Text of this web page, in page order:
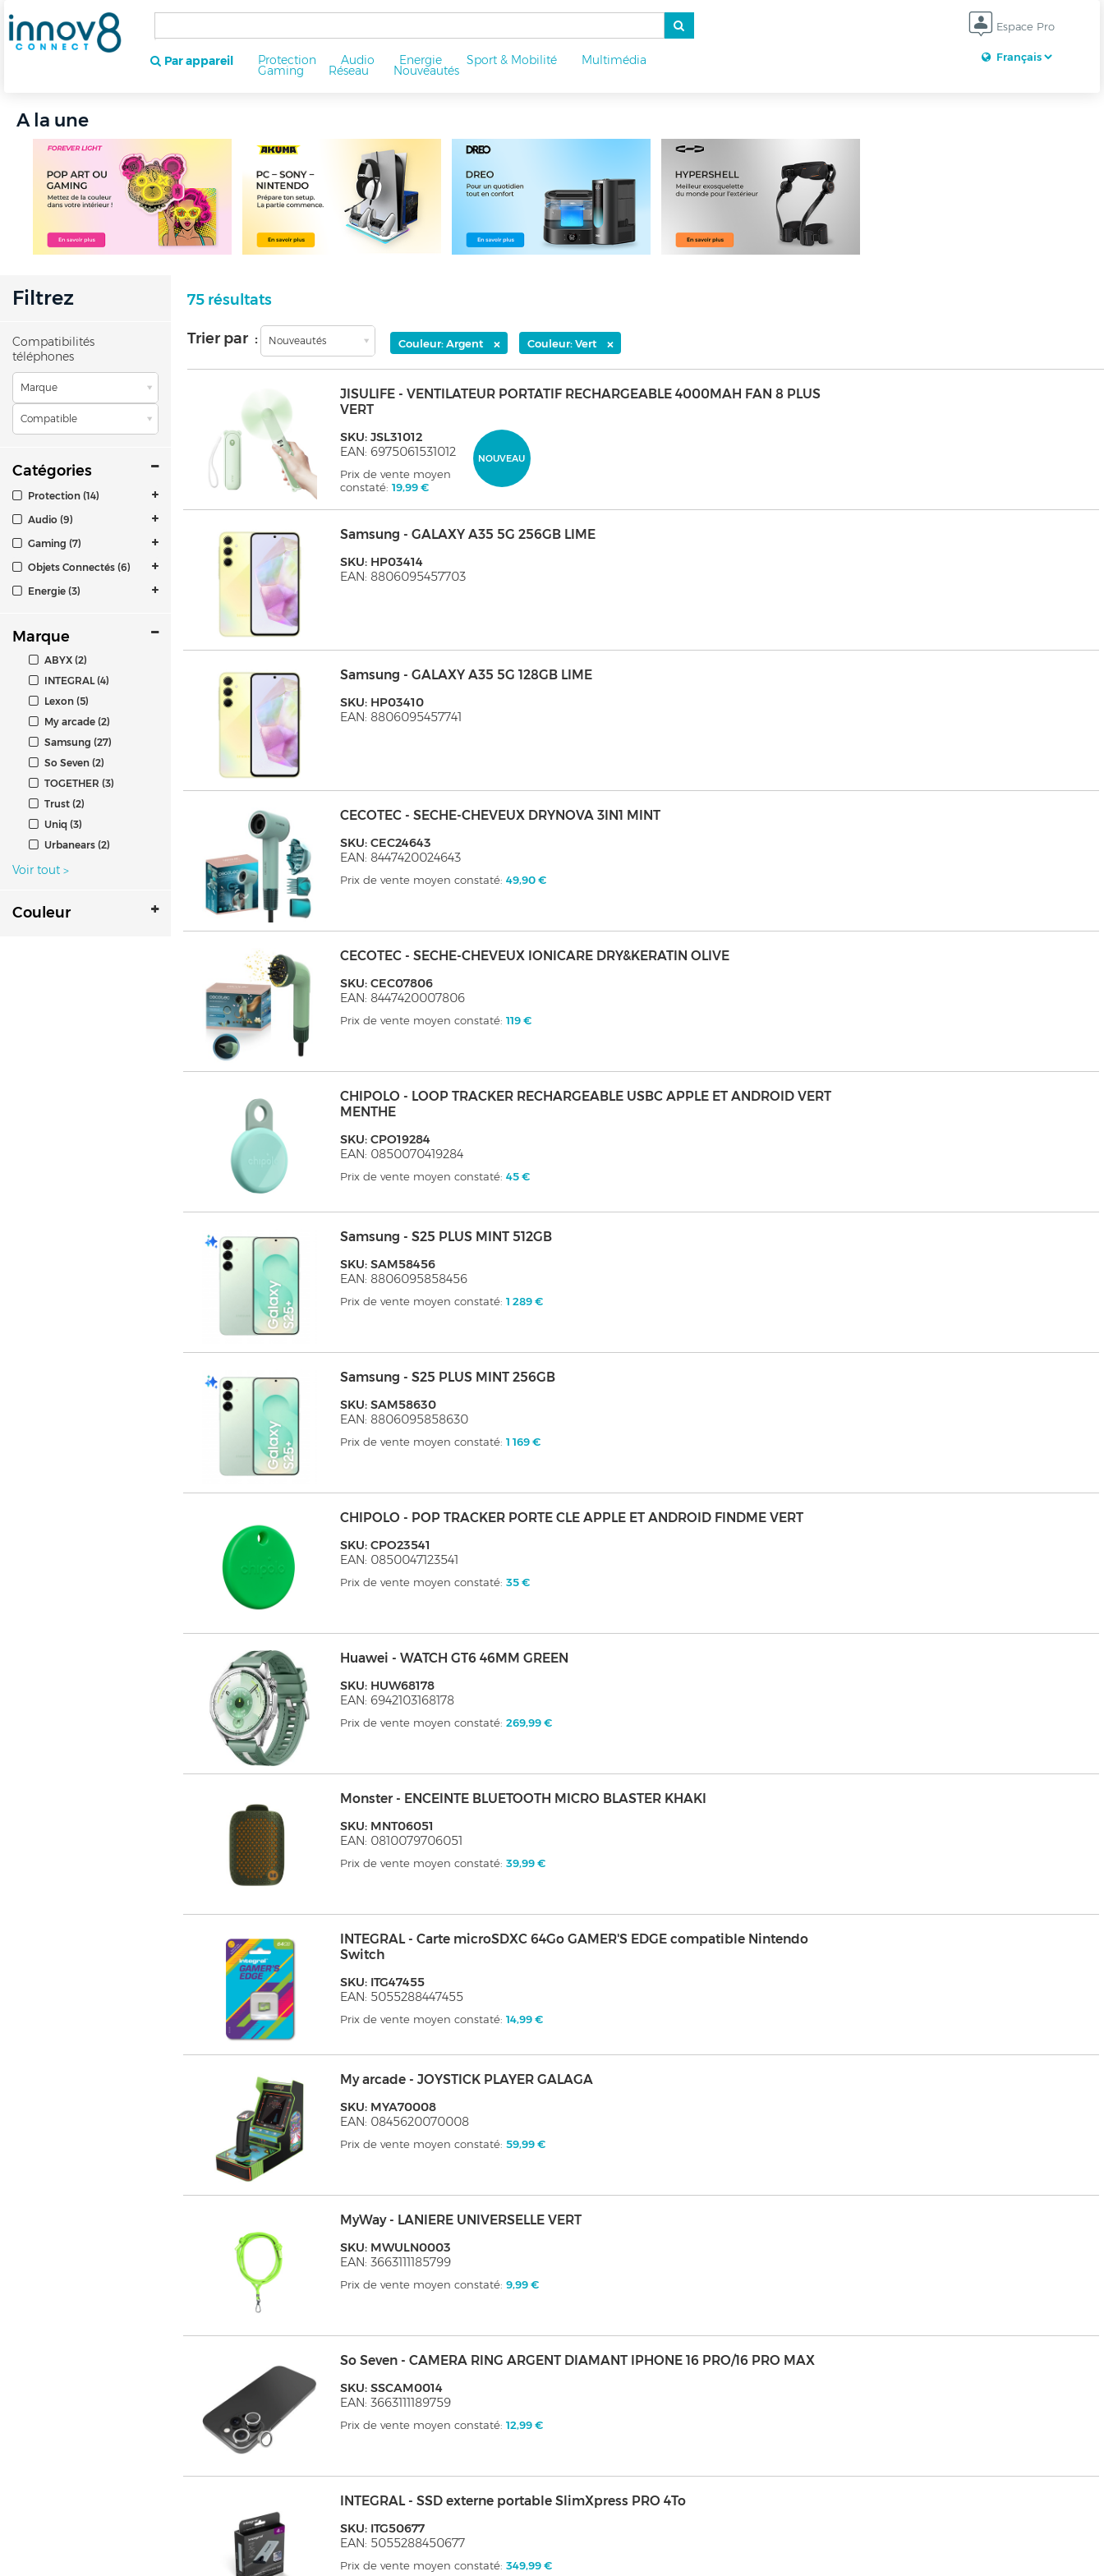
Espace Pro
Par appareil Protection Audio Energie Sport & Mobilité Multimédia
Gaming Réseau Nouveautés
A la une
Filtrez
Compatibilités
téléphones
Marque
Compatible
Catégories
Protection (14)
Audio (9)
Gaming (7)
Objets Connectés (6)
Energie (3)
Marque
ABYX (2)
INTEGRAL (4)
Lexon (5)
My arcade (2)
Samsung (27)
So Seven (2)
TOGETHER (3)
Trust (2)
Uniq (3)
Urbanears (2)
Voir tout >
Couleur
75 résultats
Trier par : Nouveautés Couleur: Argent × Couleur: Vert ×
JISULIFE - VENTILATEUR PORTATIF RECHARGEABLE 4000MAH FAN 8 PLUS
VERT
NOUVEAU
SKU: JSL31012
EAN: 6975061531012
Prix de vente moyen
constaté:19,99 €
Samsung - GALAXY A35 5G 256GB LIME
SKU: HP03414
EAN: 8806095457703
Samsung - GALAXY A35 5G 128GB LIME
SKU: HP03410
EAN: 8806095457741
CECOTEC - SECHE-CHEVEUX DRYNOVA 3IN1 MINT
SKU: CEC24643
EAN: 8447420024643
Prix de vente moyen constaté:49,90 €
CECOTEC - SECHE-CHEVEUX IONICARE DRY&KERATIN OLIVE
SKU: CEC07806
EAN: 8447420007806
Prix de vente moyen constaté:119 €
CHIPOLO - LOOP TRACKER RECHARGEABLE USBC APPLE ET ANDROID VERT
MENTHE
SKU: CPO19284
EAN: 0850070419284
Prix de vente moyen constaté:45 €
Samsung - S25 PLUS MINT 512GB
SKU: SAM58456
EAN: 8806095858456
Prix de vente moyen constaté:1 289 €
Samsung - S25 PLUS MINT 256GB
SKU: SAM58630
EAN: 8806095858630
Prix de vente moyen constaté:1 169 €
CHIPOLO - POP TRACKER PORTE CLE APPLE ET ANDROID FINDME VERT
SKU: CPO23541
EAN: 0850047123541
Prix de vente moyen constaté:35 €
Huawei - WATCH GT6 46MM GREEN
SKU: HUW68178
EAN: 6942103168178
Prix de vente moyen constaté:269,99 €
Monster - ENCEINTE BLUETOOTH MICRO BLASTER KHAKI
SKU: MNT06051
EAN: 0810079706051
Prix de vente moyen constaté:39,99 €
INTEGRAL - Carte microSDXC 64Go GAMER'S EDGE compatible Nintendo
Switch
SKU: ITG47455
EAN: 5055288447455
Prix de vente moyen constaté:14,99 €
My arcade - JOYSTICK PLAYER GALAGA
SKU: MYA70008
EAN: 0845620070008
Prix de vente moyen constaté:59,99 €
MyWay - LANIERE UNIVERSELLE VERT
SKU: MWULN0003
EAN: 3663111185799
Prix de vente moyen constaté:9,99 €
So Seven - CAMERA RING ARGENT DIAMANT IPHONE 16 PRO/16 PRO MAX
SKU: SSCAM0014
EAN: 3663111189759
Prix de vente moyen constaté:12,99 €
INTEGRAL - SSD externe portable SlimXpress PRO 4To
SKU: ITG50677
EAN: 5055288450677
Prix de vente moyen constaté:349,99 €